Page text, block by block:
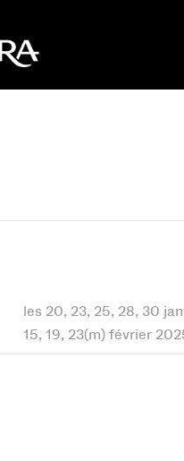
les 20, 23, 25, 28, 30
15, 19, 23(m) février